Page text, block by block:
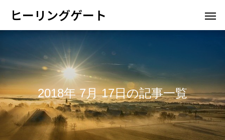
ヒーリングゲート
2018年 7月 17日の記事一覧